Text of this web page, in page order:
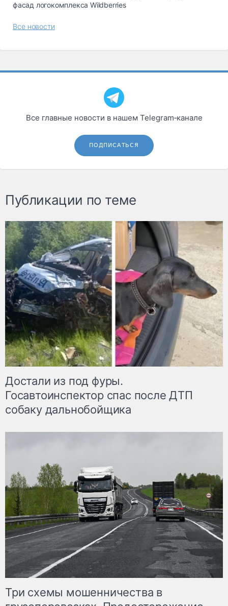
фасад логокомплекса Wildberries
Все новости
Все главные новости в нашем Telegram‑канале
ПОДПИСАТЬСЯ
Публикации по теме
Достали из под фуры.
Госавтоинспектор спас после ДТП
собаку дальнобойщика
Три схемы мошенничества в